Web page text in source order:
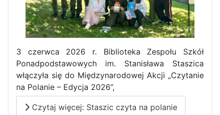
3 czerwca 2026 r. Biblioteka Zespołu Szkół
Ponadpodstawowych im. Stanisława Staszica
włączyła się do Międzynarodowej Akcji „Czytanie
na Polanie – Edycja 2026”,
Czytaj więcej: Staszic czyta na polanie